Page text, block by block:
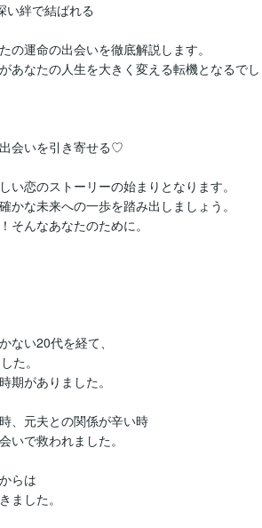
い絆で結ばれる
の運命の出会いを徹底解説します。
あなたの人生を大きく変える転機となるでし
会いを引き寄せる♡
い恋のストーリーの始まりとなります。
かな未来への一歩を踏み出しましょう。
そんなあなたのために。
ない20代を経て、
た。
期がありました。
、元夫との関係が辛い時
いで救われました。
らは
ました。